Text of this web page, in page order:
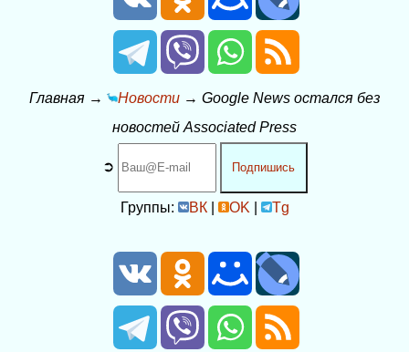
Главная → Новости → Google News остался без
новостей Associated Press
➲ Подпишись
Группы: ВК| OK Tg